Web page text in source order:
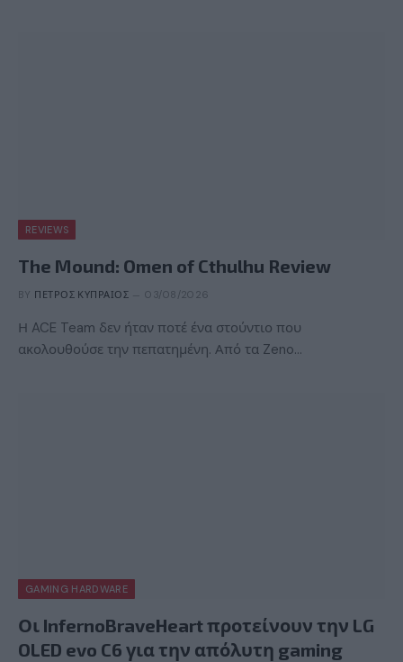
REVIEWS
The Mound: Omen of Cthulhu Review
BY ΠΈΤΡΟΣ ΚΥΠΡΑΊΟΣ 03/08/2026
Η ACE Team δεν ήταν ποτέ ένα στούντιο που
ακολουθούσε την πεπατημένη. Από τα Zeno…
GAMING HARDWARE
Οι InfernoBraveHeart προτείνουν την LG
OLED evo C6 για την απόλυτη gaming